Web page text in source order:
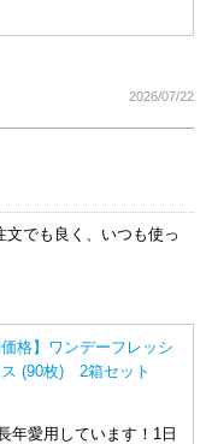
2026/07/22
でも良く、いつも使っ
価格】ワンデーフレッシ
ス (90枚) 2箱セット
年愛用しています！1日